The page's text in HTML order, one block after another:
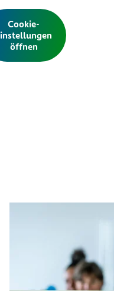
Cookie-
öffnen